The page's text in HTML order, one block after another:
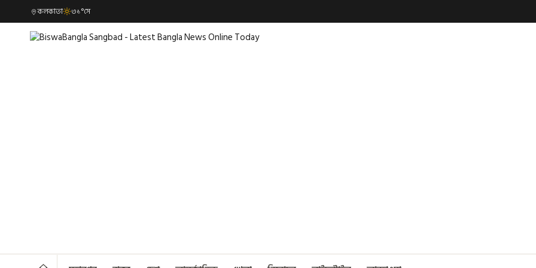
কলকাতা ৩১°সে